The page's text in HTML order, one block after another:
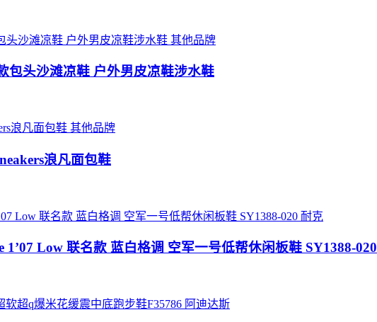
其他品牌
包头沙滩凉鞋 户外男皮凉鞋涉水鞋
其他品牌
浪凡面包鞋
耐克
1’07 Low 联名款 蓝白格调 空军一号低帮休闲板鞋 SY1388-020
阿迪达斯